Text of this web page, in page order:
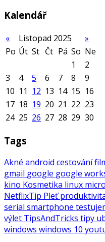
Kalendář
« Listopad 2025
»
Po Út St Čt Pá So Ne
1
2
3
4 5 6 7 8
9
10 11 12 13 14 15 16
17 18 19 20 21 22 23
24 25 26 27 28 29 30
Tags
Akné android cestování
gmail google google
kino Kosmetika linux
NetflixTip Pleť
serial smartphone
výlet TipsAndTricks tipy
windows windows 10